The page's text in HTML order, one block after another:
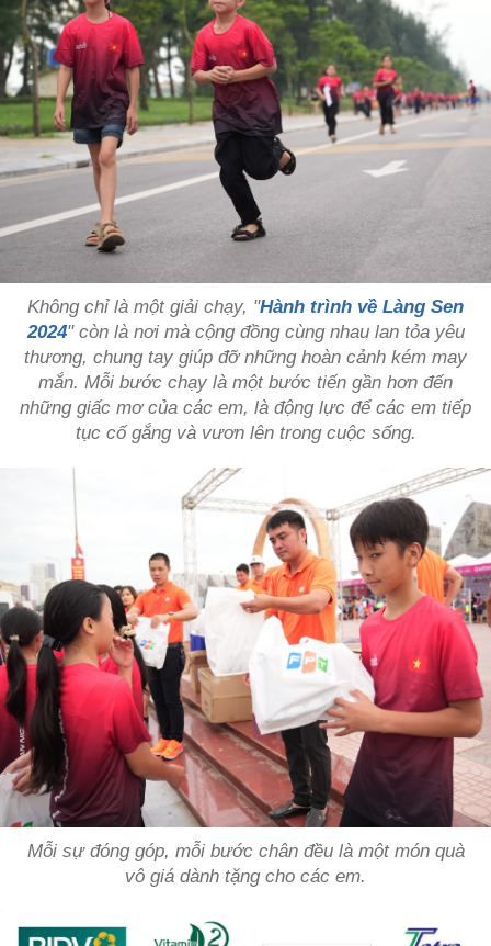
Không chỉ là một giải chạy, "Hành trình về Làng Sen
2024" còn là nơi mà cộng đồng cùng nhau lan tỏa yêu
thương, chung tay giúp đỡ những hoàn cảnh kém may
mắn. Mỗi bước chạy là một bước tiến gần hơn đến
những giấc mơ của các em, là động lực để các em tiếp
tục cố gắng và vươn lên trong cuộc sống.
Mỗi sự đóng góp, mỗi bước chân đều là một món quà
vô giá dành tặng cho các em.